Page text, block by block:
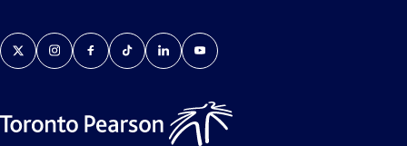
TwitterInstagramFacebook
TikTokLinkedInYouTube